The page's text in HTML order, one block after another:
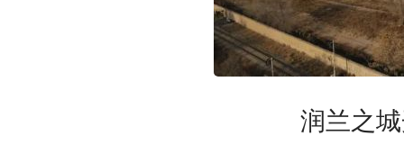
润兰之